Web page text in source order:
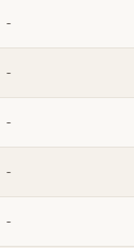
-
-
-
-
-